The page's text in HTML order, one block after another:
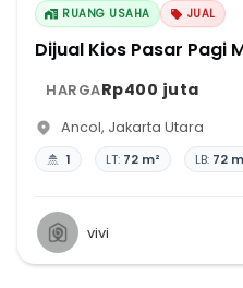
RUANG USAHA JUAL
Dijual Kios Pasar Pagi
HARGARp400 juta
Ancol, Jakarta Utara
1 LT: 72 m² LB: 72
vivi